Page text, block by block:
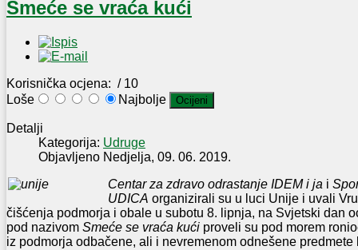
Smeće se vraća kući
Korisnička ocjena: / 10
Loše
Najbolje
Detalji
Kategorija: Udruge
Objavljeno Nedjelja, 09. 06. 2019.
Centar za zdravo odrastanje IDEM i ja i
UDICA organizirali su u luci Unije i uvali
čišćenja podmorja i obale u subotu 8. lipnja, na Svjetski dan
pod nazivom Smeće se vraća kući proveli su pod morem
iz podmorja odbačene, ali i nevremenom odnešene